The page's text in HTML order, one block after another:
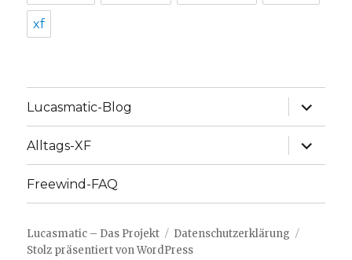
xf
Lucasmatic-Blog
Alltags-XF
Freewind-FAQ
Lucasmatic – Das Projekt
Datenschutzerklärung
Stolz präsentiert von WordPress